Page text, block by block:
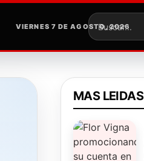
VIERNES 7 DE AGOSTO, 2026
Buscar
MAS LEIDAS